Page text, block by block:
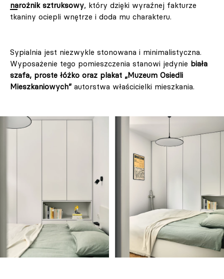
narożnik sztruksowy, który dzięki wyraźnej fakturze
tkaniny ociepli wnętrze i doda mu charakteru.
Sypialnia jest niezwykle stonowana i minimalistyczna.
Wyposażenie tego pomieszczenia stanowi jedynie biała
szafa, proste łóżko oraz plakat „Muzeum Osiedli
Mieszkaniowych” autorstwa właścicielki mieszkania.